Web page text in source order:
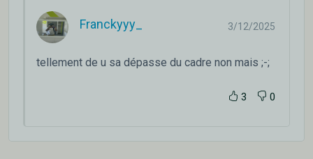
Franckyyy_ 3/12/2025
tellement de u sa dépasse du cadre non mais ;-;
3 0